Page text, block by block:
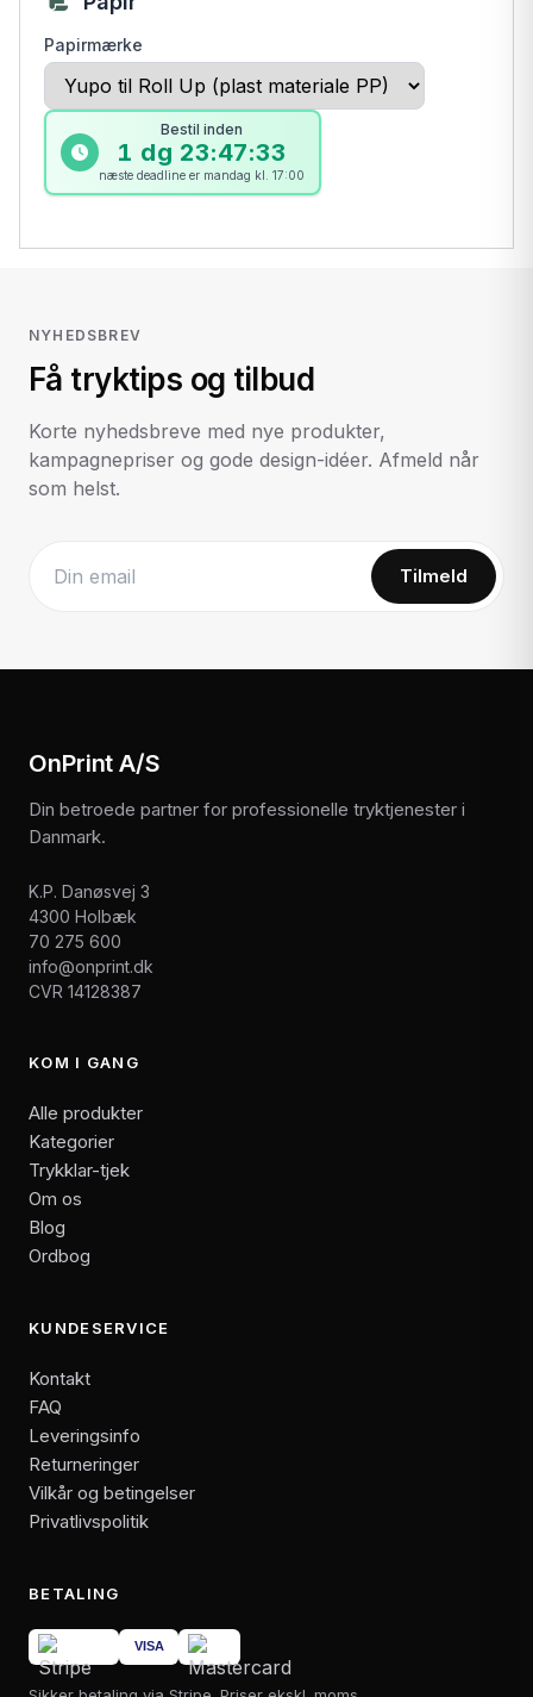
Papirmærke
Bestil inden
1 dg 23:47:33
næste deadline er mandag kl. 17:00
NYHEDSBREV
Få tryktips og tilbud
Korte nyhedsbreve med nye produkter,
kampagnepriser og gode design-idéer. Afmeld når
som helst.
Tilmeld
OnPrint A/S
Din betroede partner for professionelle tryktjenester i
Danmark.
K.P. Danøsvej 3
4300 Holbæk
70 275 600
info@onprint.dk
CVR 14128387
KOM I GANG
Alle produkter
Kategorier
Trykklar-tjek
Om os
Blog
Ordbog
KUNDESERVICE
Kontakt
FAQ
Leveringsinfo
Returneringer
Vilkår og betingelser
Privatlivspolitik
BETALING